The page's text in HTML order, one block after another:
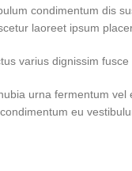
condimentum dis
laoreet ipsum
varius dignissim
urna fermentum
eu